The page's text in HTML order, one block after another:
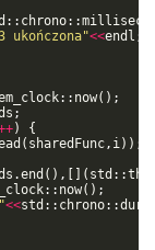
:: chrono::
ukończona"<<endl ;
:: now( ) ;
;
)
{
( sharedFunc, i)) ;
.end ( ) , ( std ::
:: now( ) ;
"<<std :: chrono::